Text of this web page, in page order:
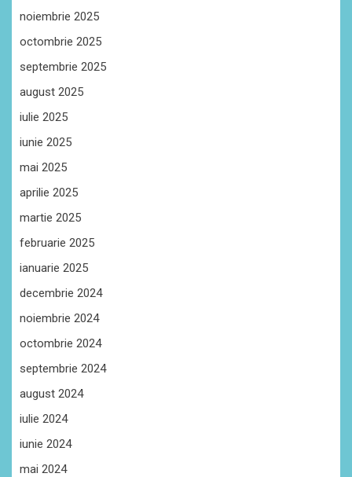
noiembrie 2025
octombrie 2025
septembrie 2025
august 2025
iulie 2025
iunie 2025
mai 2025
aprilie 2025
martie 2025
februarie 2025
ianuarie 2025
decembrie 2024
noiembrie 2024
octombrie 2024
septembrie 2024
august 2024
iulie 2024
iunie 2024
mai 2024